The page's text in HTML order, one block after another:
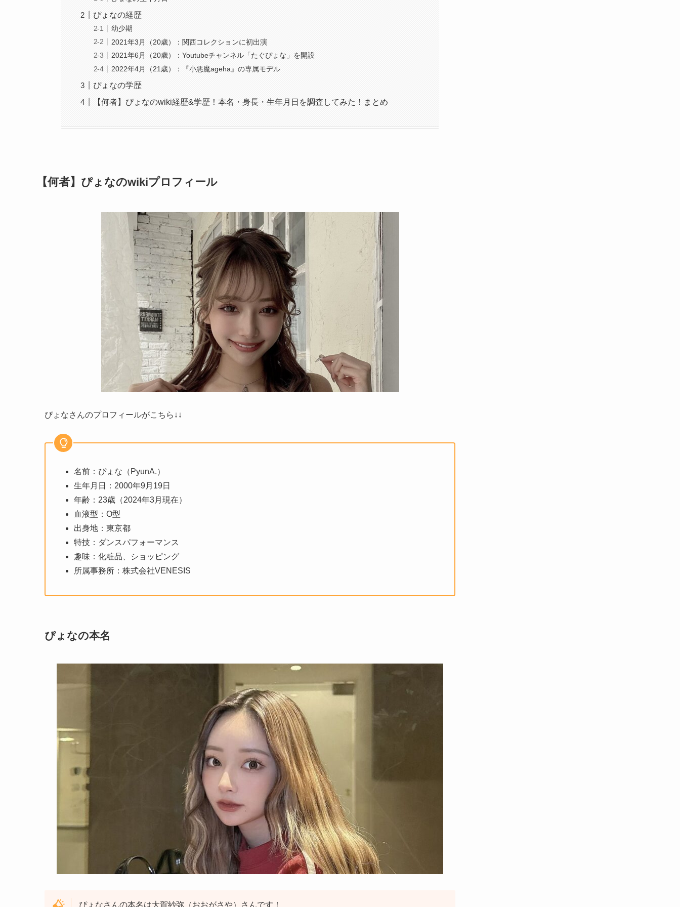
ぴょなの経歴
幼少期
2021年3月（20歳）：関西コレクションに初出演
2021年6月（20歳）：Youtubeチャンネル「たぐぴょな」を開設
2022年4月（21歳）：『小悪魔ageha』の専属モデル
ぴょなの学歴
【何者】ぴょなのwiki経歴&学歴！本名・身長・生年月日を調査してみた！まとめ
【何者】ぴょなのwikiプロフィール
ぴょなさんのプロフィールがこちら↓↓
名前：ぴょな（PyunA.）
生年月日：2000年9月19日
年齢：23歳（2024年3月現在）
血液型：O型
出身地：東京都
特技：ダンスパフォーマンス
趣味：化粧品、ショッピング
所属事務所：株式会社VENESIS
ぴょなの本名
ぴょなさんの本名は大賀紗弥（おおがさや）さんです！